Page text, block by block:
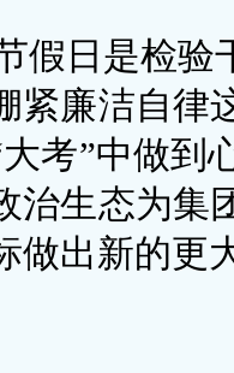
假日是检验
紧廉洁自律
考”中做到
治生态为集
做出新的更